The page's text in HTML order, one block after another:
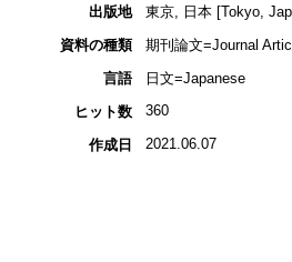
出版地
東京, 日本 [Tokyo,
資料の種類
期刊論文=Journal
言語
日文=Japanese
ヒット数
360
作成日 2021.06.07